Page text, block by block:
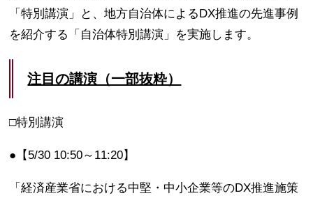
「特別講演」と、地方自治体によるDX推進の先進事例
を紹介する「自治体特別講演」を実施します。
注目の講演（一部抜粋）
□特別講演
●【5/30 10:50～11:20】
「経済産業省における中堅・中小企業等のDX推進施策